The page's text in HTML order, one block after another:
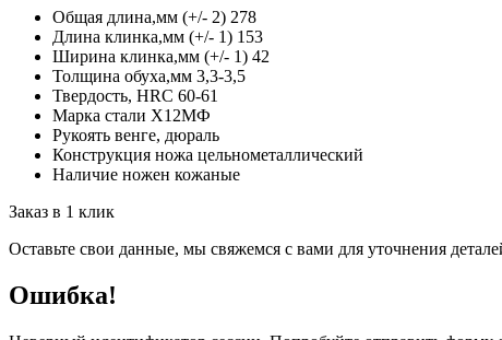
Общая длина,мм (+/- 2) 278
Длина клинка,мм (+/- 1) 153
Ширина клинка,мм (+/- 1) 42
Толщина обуха,мм 3,3-3,5
Твердость, HRC 60-61
Марка стали Х12МФ
Рукоять венге, дюраль
Конструкция ножа цельнометаллический
Наличие ножен кожаные
Заказ в 1 клик
Оставьте свои данные, мы свяжемся с вами для уточнения
Ошибка!